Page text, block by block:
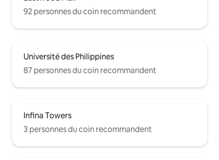
92 personnes du coin recommandent
Université des Philippines
87 personnes du coin recommandent
Infina Towers
3 personnes du coin recommandent